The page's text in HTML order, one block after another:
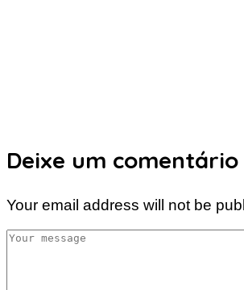
Deixe um comentário
Your email address will not be